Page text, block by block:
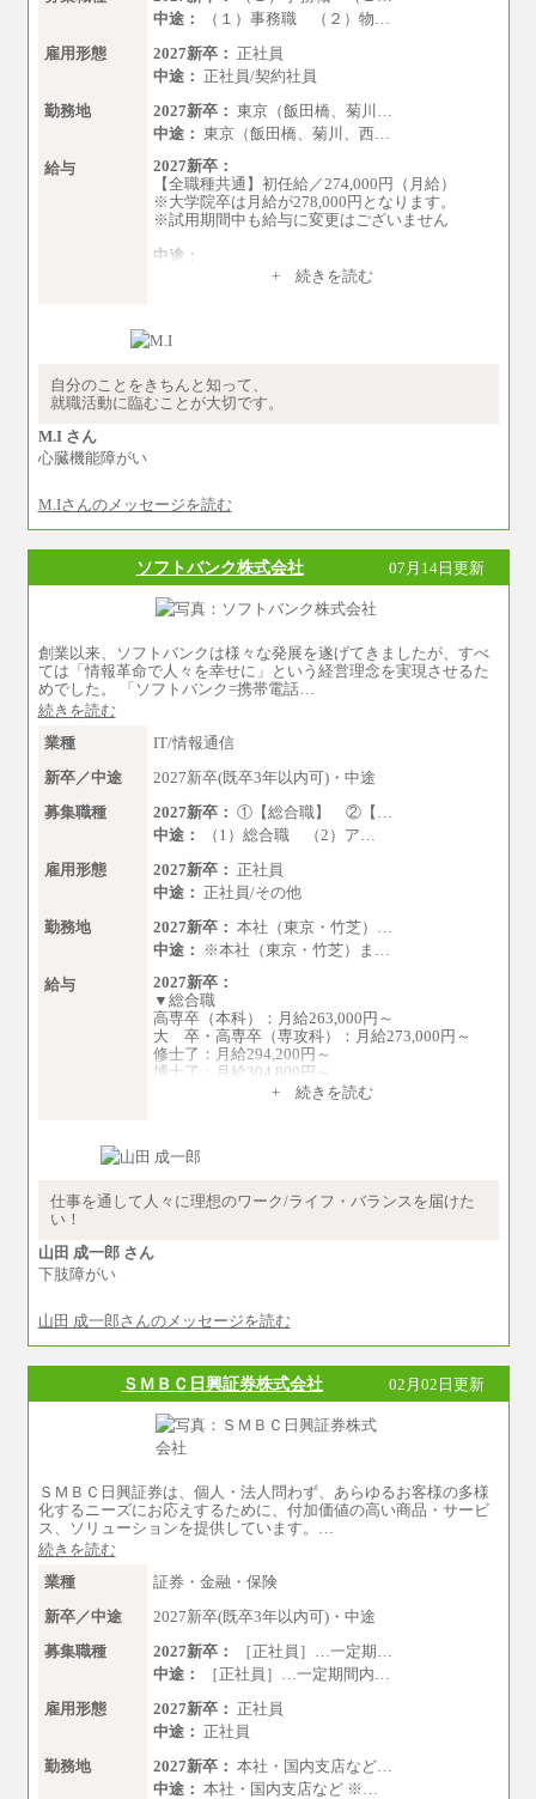
中途：
（１）事務職 （２）物…
雇用形態
2027新卒： 正社員
中途： 正社員/契約社員
勤務地
2027新卒： 東京（飯田橋、菊川…
中途： 東京（飯田橋、菊川、西…
給与
2027新卒：
【全職種共通】初任給／274,000円（月給）
※大学院卒は月給が278,000円となります。
※試用期間中も給与に変更はございません
中途：
（１）～（４）274,000円（月給）～
（５）235,000円（月給）～
※業務内容・勤務形態に応じて、上記給与の範
※試用期間中も給与に変更はございません
+ 続きを読む
自分のことをきちんと知って、
就職活動に臨むことが大切です。
M.I さん
心臓機能障がい
M.Iさんのメッセージを読む
ソフトバンク株式会社 07月14日更新
創業以来、ソフトバンクは様々な発展を遂げてきましたが、すべ
ては「情報革命で人々を幸せに」という経営理念を実現させるた
めでした。 「ソフトバンク=携帯電話…
続きを読む
業種
IT/情報通信
新卒／中途
2027新卒(既卒3年以内可)・中途
募集職種
2027新卒： ①【総合職】 ②【…
中途：
（1）総合職 （2）ア…
雇用形態
2027新卒： 正社員
中途： 正社員/その他
勤務地
2027新卒： 本社（東京・竹芝）…
中途：
※本社（東京・竹芝）ま…
給与
2027新卒：
▼総合職
高専卒（本科）：月給263,000円～
大 卒・高専卒（専攻科）：月給273,000円～
修士了：月給294,200円～
博士了：月給304,800円～
※卓越した能力、高度な技術や実績をお持ちの
ず個別設定することがあります
▼アソシエイト職
月給235,000円
全職種2025年度実績
中途：
※経験、能力を考慮の上、当社規定により
優遇いたします
※自己成長支援金(10,000円）を含む
※別途、Workstyle支援金(月額4,000円）
+ 続きを読む
仕事を通して人々に理想のワーク/ライフ・バランスを届けた
い！
山田 成一郎 さん
下肢障がい
山田 成一郎さんのメッセージを読む
ＳＭＢＣ日興証券株式会社 02月02日更新
ＳＭＢＣ日興証券は、個人・法人問わず、あらゆるお客様の多様
化するニーズにお応えするために、付加価値の高い商品・サービ
ス、ソリューションを提供しています。…
続きを読む
業種
証券・金融・保険
新卒／中途
2027新卒(既卒3年以内可)・中途
募集職種
2027新卒：
［正社員］…一定期…
中途：
［正社員］…一定期間内…
雇用形態
2027新卒： 正社員
中途： 正社員
勤務地
2027新卒： 本社・国内支店など…
中途： 本社・国内支店など ※…